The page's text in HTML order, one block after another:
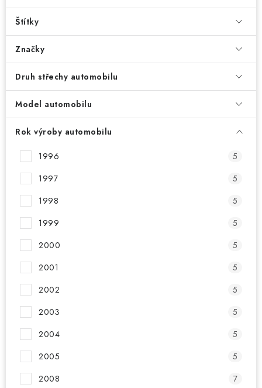
PRO PSY
BOXY NA TAŽNÁ ZAŘÍZENÍ
STŘEŠNÍ KOŠE
AUTOSTANY
DÁRKOVÉ POUKAZY
Moje objednávka
Obchodní podmínky
Štítky
Značky
Druh střechy automobilu
Model automobilu
Rok výroby automobilu
1996
5
1997
5
1998
5
1999
5
2000
5
2001
5
2002
5
2003
5
2004
5
2005
5
2008
7